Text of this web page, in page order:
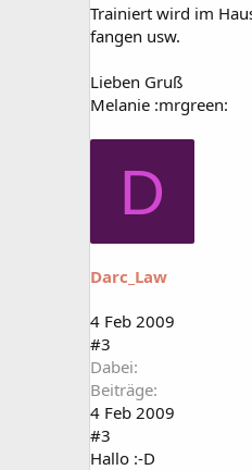
Trainiert wird im
fangen usw.
Lieben Gruß
Melanie :mrgreen:
D
Darc_Law
4 Feb 2009
#3
Dabei
Beiträge
4 Feb 2009
#3
Hallo :-D